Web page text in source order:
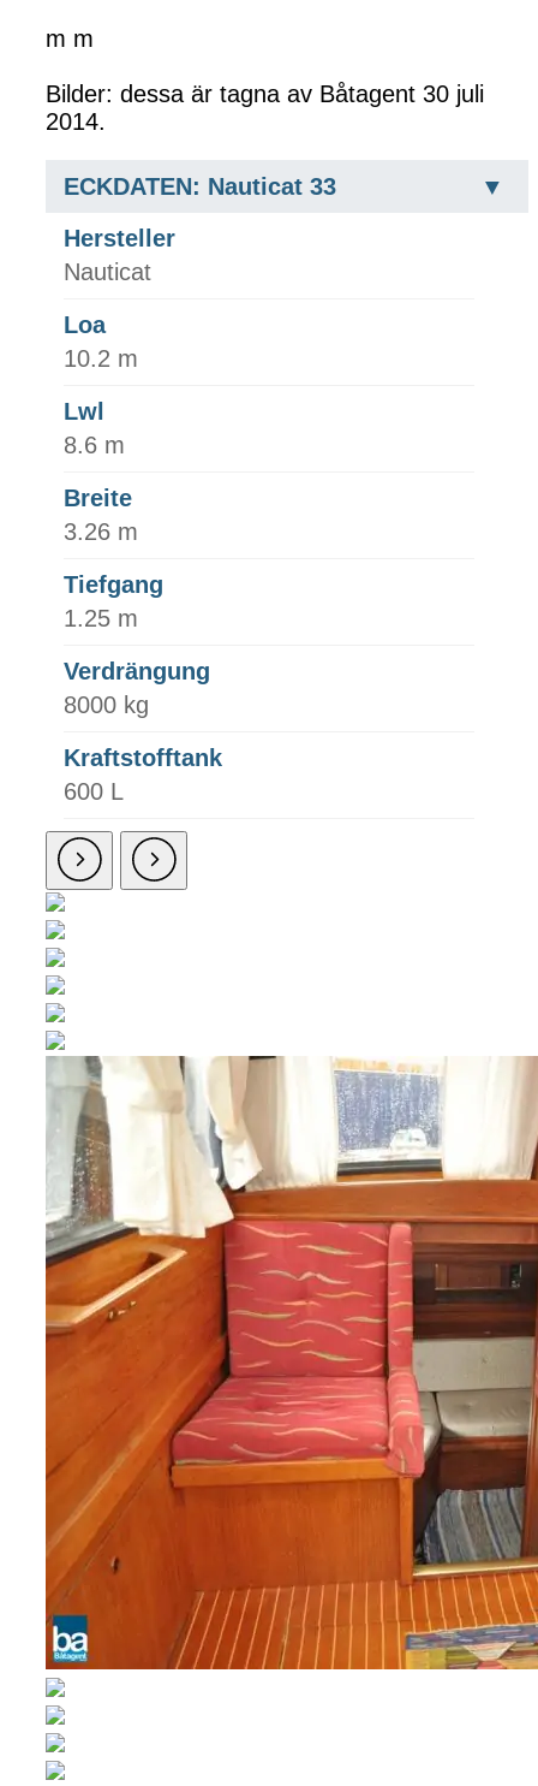
m m
Bilder: dessa är tagna av Båtagent 30 juli
2014.
ECKDATEN: Nauticat 33
Hersteller
Nauticat
Loa
10.2 m
Lwl
8.6 m
Breite
3.26 m
Tiefgang
1.25 m
Verdrängung
8000 kg
Kraftstofftank
600 L